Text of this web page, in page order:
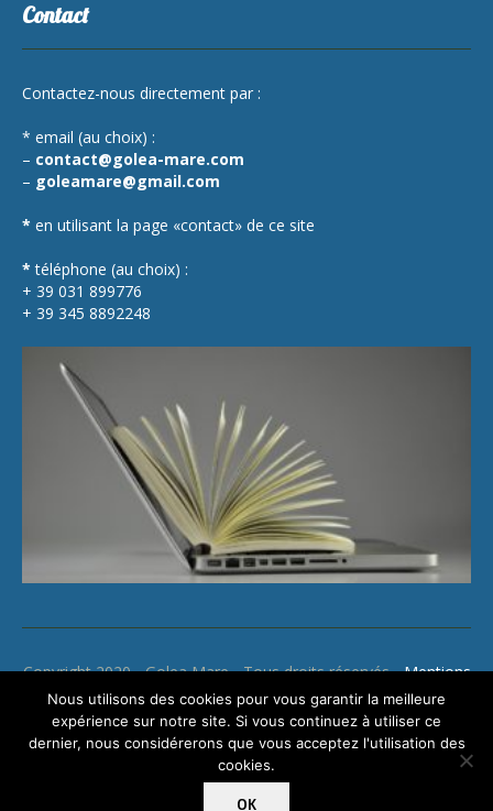
Contact
Contactez-nous directement par :
* email (au choix) :
– contact@golea-mare.com
– goleamare@gmail.com
* en utilisant la page «contact» de ce site
* téléphone (au choix) :
+ 39 031 899776
+ 39 345 8892248
Copyright 2020 - Golea Mare - Tous droits réservés -Mentions
légales
Nous utilisons des cookies pour vous garantir la meilleure
expérience sur notre site. Si vous continuez à utiliser ce
dernier, nous considérerons que vous acceptez l'utilisation des
cookies.
OK